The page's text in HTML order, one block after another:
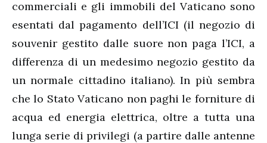
commerciali e gli immobili del Vaticano sono
esentati dal pagamento dell’ICI (il negozio di
souvenir gestito dalle suore non paga l’ICI, a
differenza di un medesimo negozio gestito da
un normale cittadino italiano). In più sembra
che lo Stato Vaticano non paghi le forniture di
acqua ed energia elettrica, oltre a tutta una
lunga serie di privilegi (a partire dalle antenne